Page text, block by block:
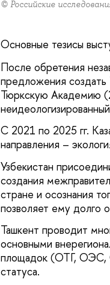
© Российские
Основные тезисы
После обретения
предложения
Тюркскую Академию
С 2021 по 2025 гг.
направления –
Узбекистан
создания
стране и осознания
позволяет ему долго
Ташкент проводит
основными
площадок (ОТГ, ОЭС,
статуса.